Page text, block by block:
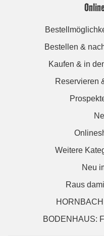
Bestellen &
Kaufen & in
Reservieren
Weitere
Neu
Raus
BODENHAUS: